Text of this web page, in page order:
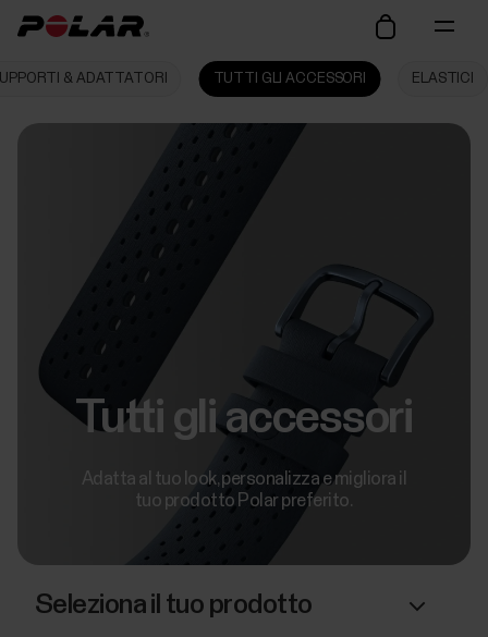
& ADATTATORI TUTTI GLI ACCESSORI ELASTICI
Tutti gli accessori
Adatta al tuo look, personalizza e migliora il
tuo prodotto Polar preferito.
Seleziona il tuo prodotto